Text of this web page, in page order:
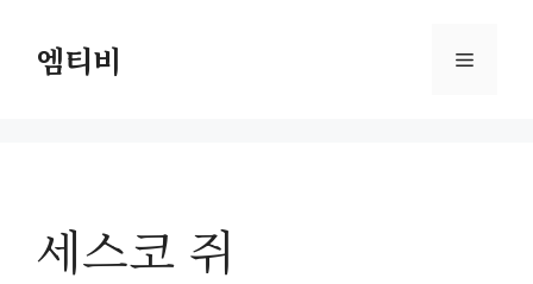
엠티비 메
세스코 쥐